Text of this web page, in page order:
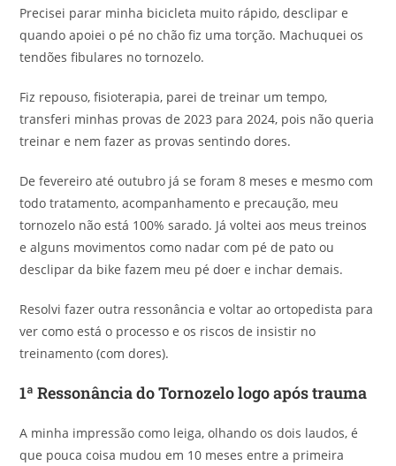
Precisei parar minha bicicleta muito rápido, desclipar e
quando apoiei o pé no chão fiz uma torção. Machuquei os
tendões fibulares no tornozelo.
Fiz repouso, fisioterapia, parei de treinar um tempo,
transferi minhas provas de 2023 para 2024, pois não queria
treinar e nem fazer as provas sentindo dores.
De fevereiro até outubro já se foram 8 meses e mesmo com
todo tratamento, acompanhamento e precaução, meu
tornozelo não está 100% sarado. Já voltei aos meus treinos
e alguns movimentos como nadar com pé de pato ou
desclipar da bike fazem meu pé doer e inchar demais.
Resolvi fazer outra ressonância e voltar ao ortopedista para
ver como está o processo e os riscos de insistir no
treinamento (com dores).
1ª Ressonância do Tornozelo logo após trauma
A minha impressão como leiga, olhando os dois laudos, é
que pouca coisa mudou em 10 meses entre a primeira